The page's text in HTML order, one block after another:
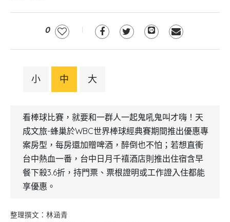
0
小 中 大
看棒球比賽，就要和一群人一起鬼吼鬼叫才嗨！天
成文旅-蜂巢於WBC世界棒球經典賽期間推出優惠專
案房型，每房還加贈啤酒，醉倒也不怕；若想直衝
台中熱血一番，台中日月千禧酒店則推出住宿含早
餐下殺3.6折，持門票、票根證明或工作證入住都能
享優惠。
整理撰文：林涵青